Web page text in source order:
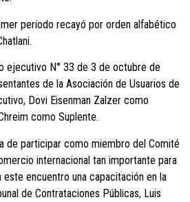
periodo recayó por orden alfabético
ejecutivo N° 33 de 3 de octubre de
de la Asociación de Usuarios de
Dovi Eisenman Zalzer como
como Suplente.
de participar como miembro del Comité
internacional tan importante para
este encuentro una capacitación en la
de Contrataciones Públicas, Luis